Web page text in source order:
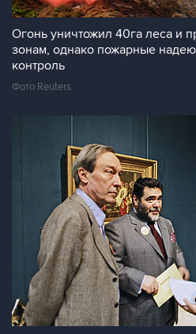
Огонь уничтожил 40га леса и
зонам, однако пожарные
контроль
Фото Reuters